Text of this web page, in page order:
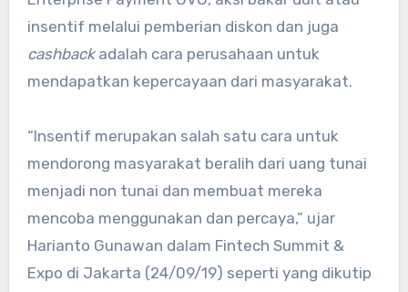
insentif melalui pemberian diskon dan juga
cashback adalah cara perusahaan untuk
mendapatkan kepercayaan dari masyarakat.
“Insentif merupakan salah satu cara untuk
mendorong masyarakat beralih dari uang tunai
menjadi non tunai dan membuat mereka
mencoba menggunakan dan percaya,” ujar
Harianto Gunawan dalam Fintech Summit &
Expo di Jakarta (24/09/19) seperti yang dikutip